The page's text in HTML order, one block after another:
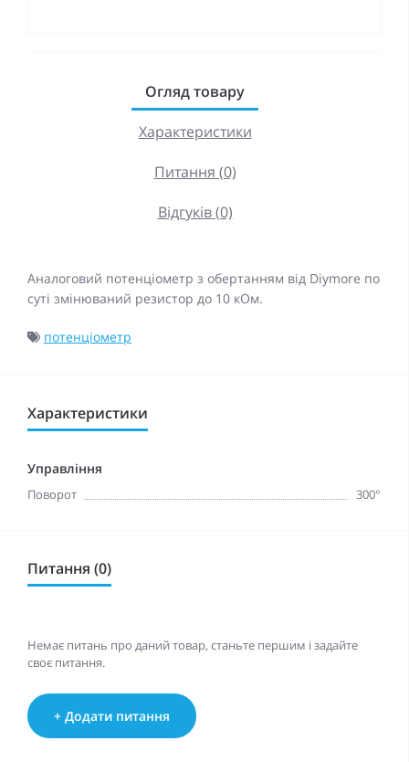
Огляд товару
Характеристики
Питання (0)
Відгуків (0)
Аналоговий потенціометр з обертанням від Diymore по
суті змінюваний резистор до 10 кОм.
потенціометр
Характеристики
Управління
Поворот 300°
Питання (0)
Немає питань про даний товар, станьте першим і задайте
своє питання.
+ Додати питання